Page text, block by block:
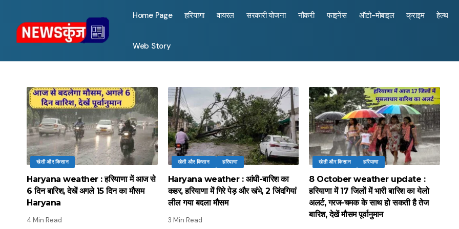
Home Page हरियाणा वायरल सरकारी योजना नौकरी फाइनेंस ऑटो-मोबाइल क्राइम हेल्थ
Web Story
खेती और किसान
Haryana weather : हरियाणा में आज से
6 दिन बारिश, देखें अगले 15 दिन का मौसम
Haryana
4 Min Read
खेती और किसान हरियाणा
Haryana weather : आंधी-बारिश का
कहर, हरियाणा में गिरे पेड़ और खंभे, 2 जिंदगियां
लील गया बदला मौसम
3 Min Read
खेती और किसान हरियाणा
8 October weather update :
हरियाणा में 17 जिलों में भारी बारिश का येलो
अलर्ट, गरज-चमक के साथ हो सकती है तेज
बारिश, देखें मौसम पूर्वानुमान